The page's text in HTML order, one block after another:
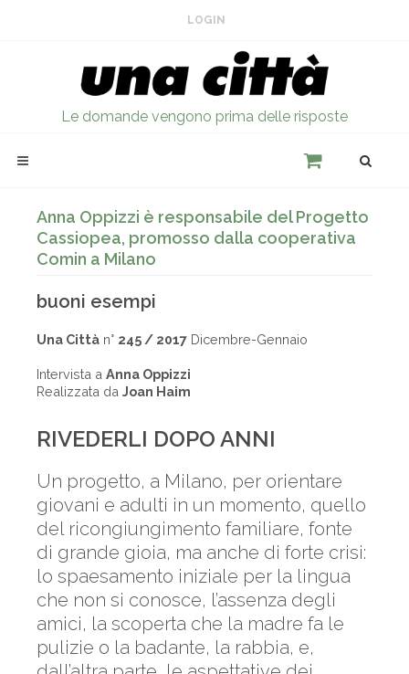
LOGIN
Le domande vengono prima delle risposte
Anna Oppizzi è responsabile del Progetto
Cassiopea, promosso dalla cooperativa
Comin a Milano
buoni esempi
Una Città n° 245 / 2017 Dicembre-Gennaio
Intervista a Anna Oppizzi
Realizzata da Joan Haim
RIVEDERLI DOPO ANNI
Un progetto, a Milano, per orientare
giovani e adulti in un momento, quello
del ricongiungimento familiare, fonte
di grande gioia, ma anche di forte crisi:
lo spaesamento iniziale per la lingua
che non si conosce, l’assenza degli
amici, la scoperta che la madre fa le
pulizie o la badante, la rabbia, e,